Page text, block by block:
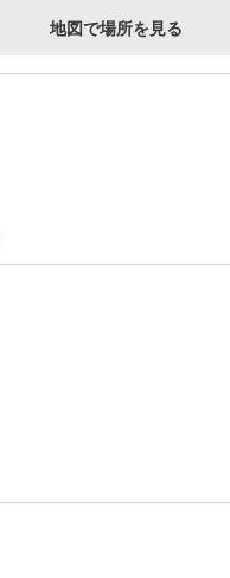
地図で場所を見る